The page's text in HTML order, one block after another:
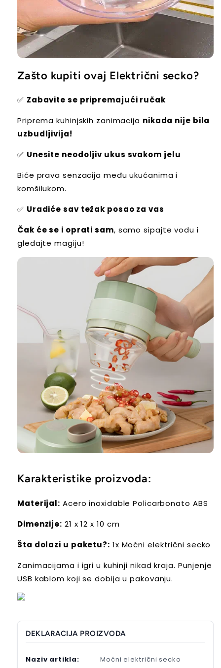
Zašto kupiti ovaj Električni secko?
✅ Zabavite se pripremajući ručak
Priprema kuhinjskih zanimacija nikada nije bila
uzbudljivija!
✅ Unesite neodoljiv ukus svakom jelu
Biće prava senzacija među ukućanima i
komšilukom.
✅ Uradiće sav težak posao za vas
Čak će se i oprati sam, samo sipajte vodu i
gledajte magiju!
Karakteristike proizvoda:
Materijal: Acero inoxidable Policarbonato ABS
Dimenzije: 21 x 12 x 10 cm
Šta dolazi u paketu?: 1x Moćni električni secko
Zanimacijama i igri u kuhinji nikad kraja. Punjenje
USB kablom koji se dobija u pakovanju.
DEKLARACIJA PROIZVODA
Naziv artikla: Moćni električni secko